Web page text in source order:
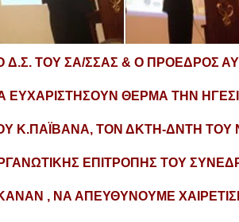
Δ.Σ. ΤΟΥ ΣΑ/ΣΣΑΣ & Ο ΠΡΟΕΔΡΟΣ
ΕΥΧΑΡΙΣΤΗΣΟΥΝ ΘΕΡΜΑ ΤΗΝ
Κ.ΠΑΪΒΑΝΑ, ΤΟΝ ΔΚΤΗ-ΔΝΤΗ
ΕΠΙΤΡΟΠΗΣ ΤΟΥ
, ΝΑ ΑΠΕΥΘΥΝΟΥΜΕ